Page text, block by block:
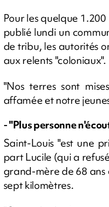
Pour les quelque
publié lundi un
de tribu, les autorités
aux relents "coloniaux".
"Nos terres sont
affamée et notre
- "Plus personne
Saint-Louis "est une
part Lucile (qui a
grand-mère de 68 ans
sept kilomètres.